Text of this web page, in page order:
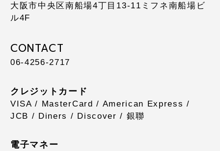
大阪市中央区南船場4丁目13-11 ミフネ南船場ビ
ル4F
CONTACT
06-4256-2717
クレジットカード
VISA / MasterCard / American Express /
JCB / Diners / Discover / 銀聯
電子マネー